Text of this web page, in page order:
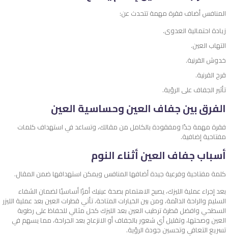
المنافس أضاف فقرة مهمة تتحدث عن:
زيادة احتمالية العدوى.
التهاب العين.
خدوش القرنية.
قرح القرنية.
تأثير الجفاف على الرؤية.
الفرق بين جفاف العين وحساسية العين
فقرة مهمة جدًا ومفقودة بالكامل من مقالك، وتساعد في استهداف كلمات
مفتاحية إضافية.
أسباب جفاف العين أثناء النوم
كلمة مفتاحية وفرعية جيدة أضافها المنافس ويمكن استهدافها ضمن المقال.
بعد إجراء عملية الليزك، يصبح الاهتمام بصحة عينيك أمرًا أساسيًا لضمان الشفاء
السليم والراحة الدائمة، ومن بين الخيارات المتاحة، تأتي قطرات العين بعد عملية الليزر
السطحي وافضل قطرة ترطيب العين بعد الليزك كحل مثالي للحفاظ على رطوبة
العين وصحتها، وتقليل أي شعور بالجفاف أو الانزعاج بعد الجراحة، مما يسهم في
تسريع التعافي وتحسين جودة الرؤية.